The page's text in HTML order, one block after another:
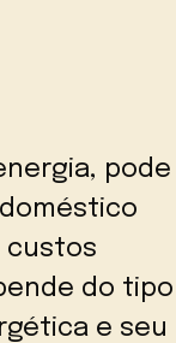
pode
custos
do tipo
e seu